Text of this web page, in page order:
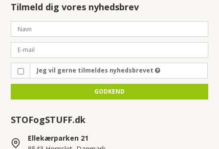
Tilmeld dig vores nyhedsbrev
Jeg vil gerne tilmeldes nyhedsbrevet
GODKEND
STOFogSTUFF.dk
Ellekærparken 21